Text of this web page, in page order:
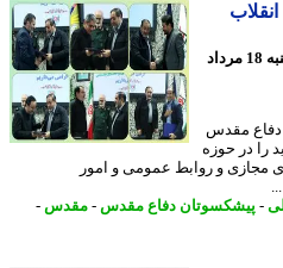
14 دقیقه پیش - یکشنبه 18 مرداد
مقدس
حوزه
و روابط عمومی و امور
پیشکسوتان دفاع مقدس-مقدس-